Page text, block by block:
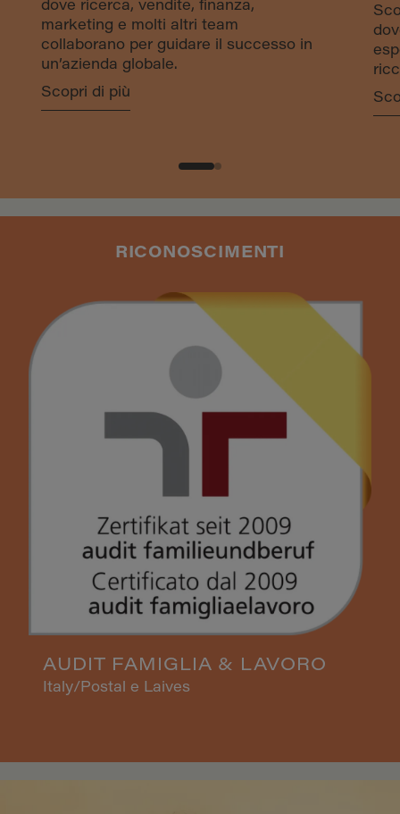
dove ricerca, vendite, finanza,
marketing e molti altri team
collaborano per guidare il successo in
un’azienda globale.
Scopri di più
RICONOSCIMENTI
AUDIT FAMIGLIA & LAVORO
Italy/Postal e Laives